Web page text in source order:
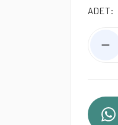
ADET: